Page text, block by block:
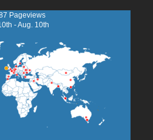
Pageviews
- Aug. 10th